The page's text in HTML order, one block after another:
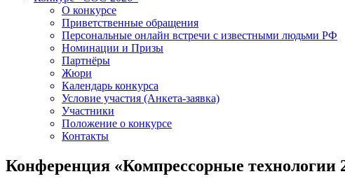
О конкурсе
Приветственные обращения
Персональные онлайн встречи с известными людьми РФ
Номинации и Призы
Партнёры
Жюри
Календарь конкурса
Условие участия (Анкета-заявка)
Участники
Положение о конкурсе
Контакты
Конференция «Компрессорные технологии